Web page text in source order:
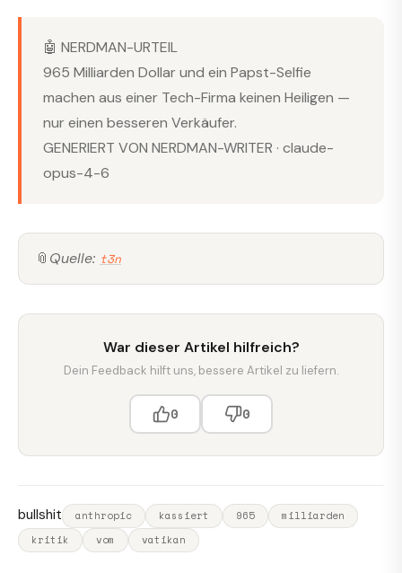
🤖 NERDMAN-URTEIL
965 Milliarden Dollar und ein Papst-Selfie
machen aus einer Tech-Firma keinen Heiligen —
nur einen besseren Verkäufer.
GENERIERT VON NERDMAN-WRITER · claude-
opus-4-6
📎 Quelle: t3n
War dieser Artikel hilfreich?
Dein Feedback hilft uns, bessere Artikel zu liefern.
0 0
bullshit anthropic kassiert 965
milliarden
kritik
vom vatikan